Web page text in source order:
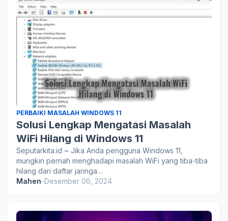
PERBAIKI MASALAH WINDOWS 11
Solusi Lengkap Mengatasi Masalah
WiFi Hilang di Windows 11
Seputarkita.id ~ Jika Anda pengguna Windows 11,
mungkin pernah menghadapi masalah WiFi yang tiba-tiba
hilang dari daftar jaringa…
Mahen-Desember 06, 2024